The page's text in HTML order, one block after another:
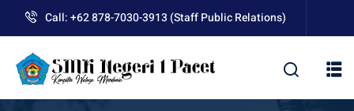
content
Call: +62 878-7030-3913 (Staff Public Relations)